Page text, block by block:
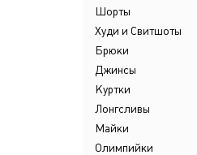
Шорты
Худи и Свитшоты
Брюки
Джинсы
Куртки
Лонгсливы
Майки
Олимпийки